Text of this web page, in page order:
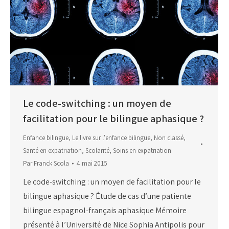
Le code-switching : un moyen de
facilitation pour le bilingue aphasique ?
Enfance bilingue, Le livre sur l'enfance bilingue, Non classé,
Santé en expatriation, Scolarité, Soins en expatriation
ParFranck Scola 4 mai 2015
Le code-switching : un moyen de facilitation pour le
bilingue aphasique ? Étude de cas d’une patiente
bilingue espagnol-français aphasique Mémoire
présenté à l’Université de Nice Sophia Antipolis pour